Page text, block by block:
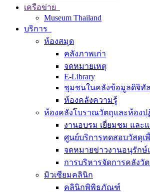
เครือข่าย
Museum Thailand
บริการ
ห้องสมุด
คลังภาพเก่า
จดหมายเหตุ
E-Library
ชุมชนในคลังข้อมูลดิจิทัล
ห้องคลังความรู้
ห้องคลังโบราณวัตถุและห้องป
งานอบรม เยี่ยมชม และ
ศูนย์บริการทดสอบวัสดุเ
จดหมายข่าวงานอนุรัก
การบริหารจัดการคลังวั
มิวเซียมคลินิก
คลินิกพิพิธภัณฑ์